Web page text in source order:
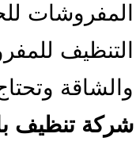
المفروشات
التنظيف
والشاقة
شركة تنظيف